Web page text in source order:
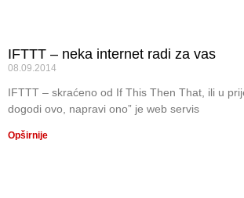
IFTTT – neka internet radi za vas
08.09.2014
IFTTT – skraćeno od If This Then That, ili u
dogodi ovo, napravi ono” je web servis
Opširnije